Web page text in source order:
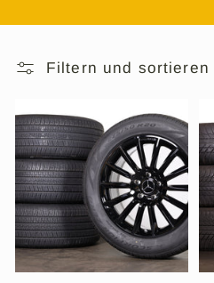
g
o
r
i
e
Filtern und sortieren